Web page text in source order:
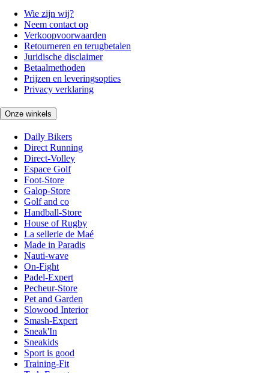
Wie zijn wij?
Neem contact op
Verkoopvoorwaarden
Retourneren en terugbetalen
Juridische disclaimer
Betaalmethoden
Prijzen en leveringsopties
Privacy verklaring
Onze winkels
Daily Bikers
Direct Running
Direct-Volley
Espace Golf
Foot-Store
Galop-Store
Golf and co
Handball-Store
House of Rugby
La sellerie de Maé
Made in Paradis
Nauti-wave
On-Fight
Padel-Expert
Pecheur-Store
Pet and Garden
Slowood Interior
Smash-Expert
Sneak'In
Sneakids
Sport is good
Training-Fit